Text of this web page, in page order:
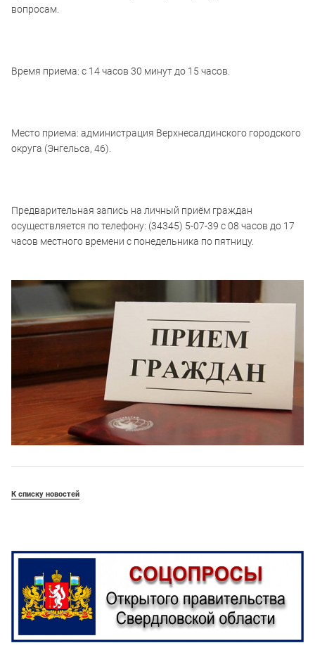
вопросам.
Время приема: с 14 часов 30 минут до 15 часов.
Место приема: администрация Верхнесалдинского городского
округа (Энгельса, 46).
Предварительная запись на личный приём граждан
осуществляется по телефону: (34345) 5-07-39 с 08 часов до 17
часов местного времени с понедельника по пятницу.
К списку новостей